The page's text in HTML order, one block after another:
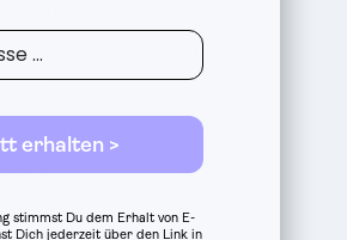
& valaistussuunnittelusta
& ammattimaista neuvontaa
kaikissa sen muodoissa! 💡
erhalten >
stimmst Du dem Erhalt von E-
Dich jederzeit über den Link in